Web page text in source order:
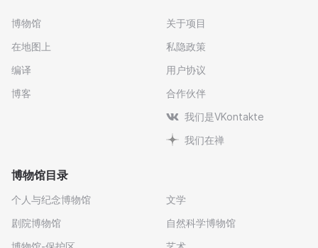
博物馆
在地图上
编译
博客
关于项目
私隐政策
用户协议
合作伙伴
我们是VKontakte
我们在禅
博物馆目录
个人与纪念博物馆
剧院博物馆
文学
自然科学博物馆